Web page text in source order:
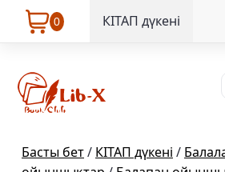
0 КІТАП дүкені
Басты бет/ КІТАП дүкені /